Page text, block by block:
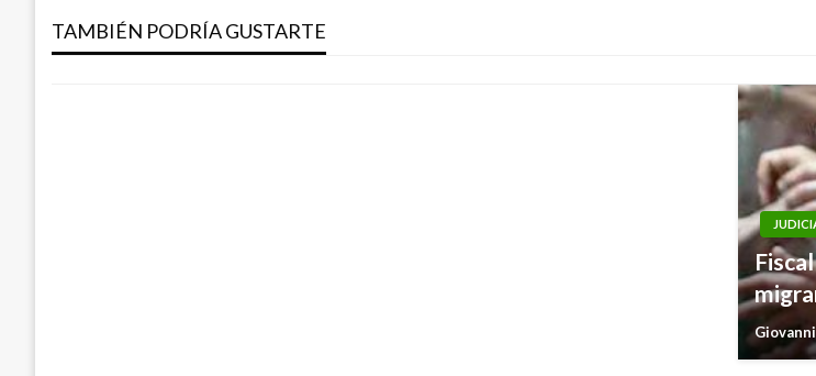
entradas
TAMBIÉN PODRÍA GUSTARTE
establecimientos comerciales
Manuel Reyes Beltran martes febrero 13, 2018